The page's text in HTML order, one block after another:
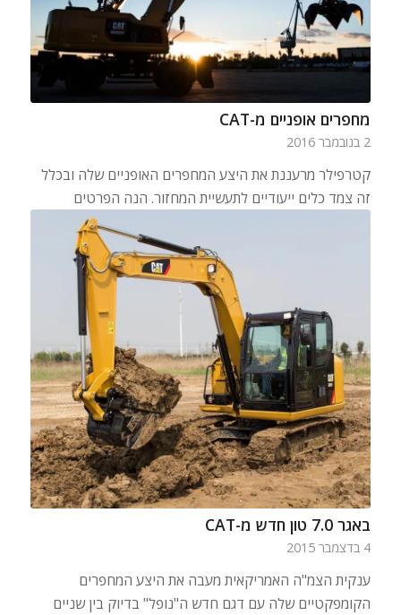
מחפרים אופניים מ-CAT
2 בנובמבר 2016
קטרפילר מרעננת את היצע המחפרים האופניים שלה ובכלל
זה צמד כלים ייעודיים לתעשיית המחזור. הנה הפרטים
באגר 7.0 טון חדש מ-CAT
4 בדצמבר 2015
ענקית הצמ"ה האמריקאית מעבה את היצע המחפרים
הקומפקטיים שלה עם דגם חדש ה"נופל" בדיוק בין שניים